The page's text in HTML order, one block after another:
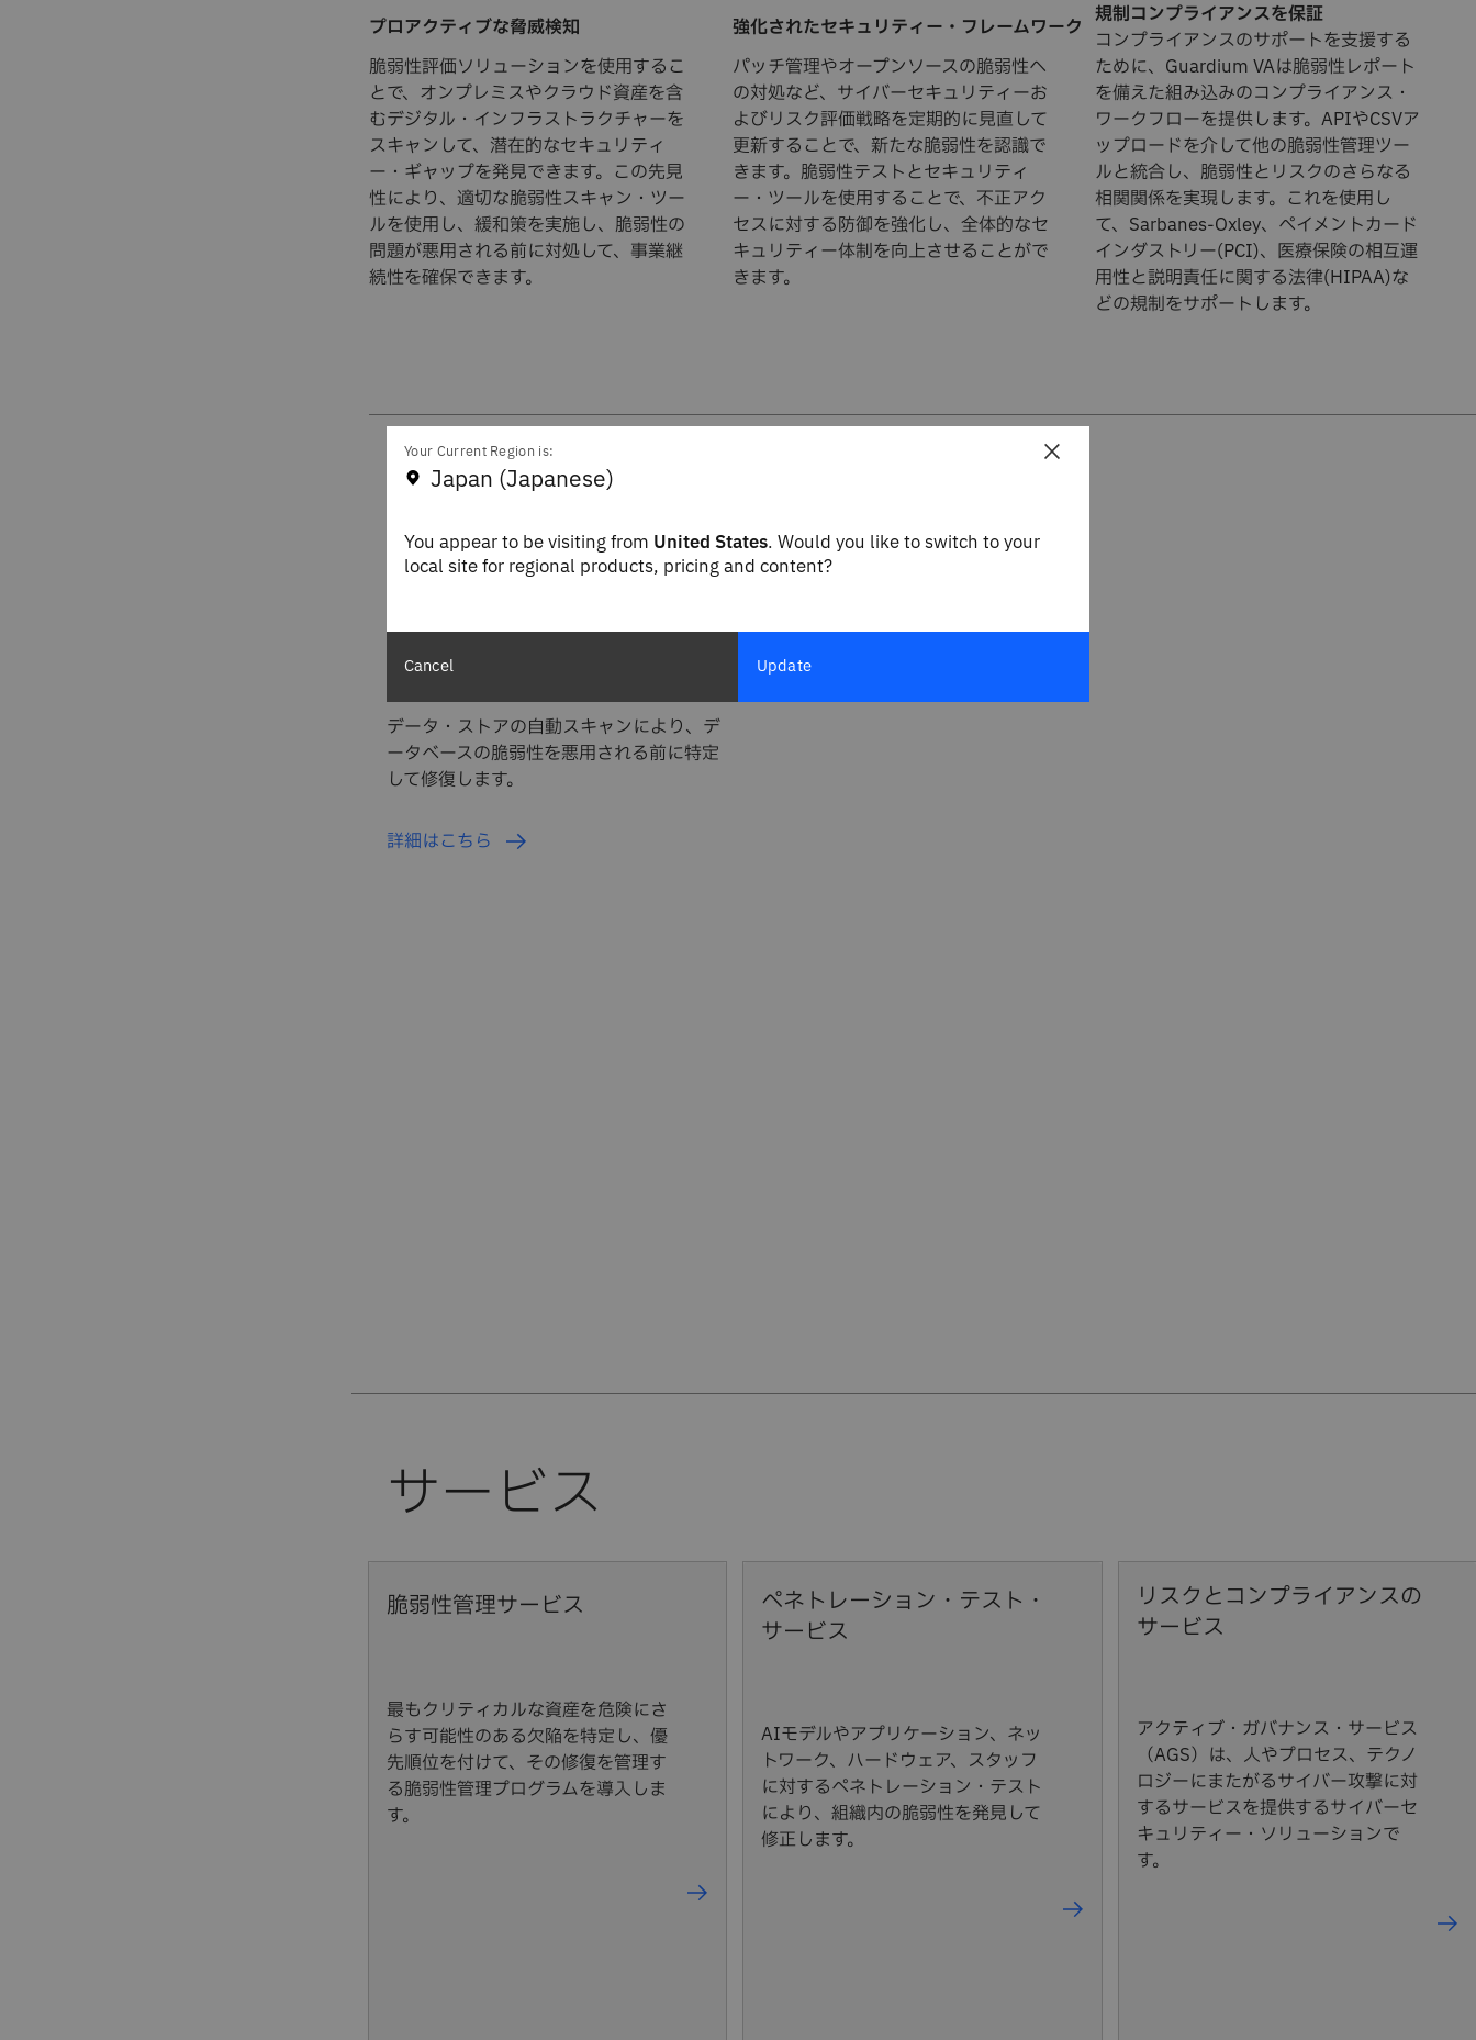
プロアクティブな脅威検知
脆弱性評価ソリューションを使用するこ
とで、オンプレミスやクラウド資産を含
むデジタル・インフラストラクチャーを
スキャンして、潜在的なセキュリティ
ー・ギャップを発見できます。この先見
性により、適切な脆弱性スキャン・ツー
ルを使用し、緩和策を実施し、脆弱性の
問題が悪用される前に対処して、事業継
続性を確保できます。
強化されたセキュリティー・フレームワーク
パッチ管理やオープンソースの脆弱性へ
の対処など、サイバーセキュリティーお
よびリスク評価戦略を定期的に見直して
更新することで、新たな脆弱性を認識で
きます。脆弱性テストとセキュリティ
ー・ツールを使用することで、不正アク
セスに対する防御を強化し、全体的なセ
キュリティー体制を向上させることがで
きます。
規制コンプライアンスを保証
コンプライアンスのサポートを支援する
ために、Guardium VAは脆弱性レポート
を備えた組み込みのコンプライアンス・
ワークフローを提供します。APIやCSVア
ップロードを介して他の脆弱性管理ツー
ルと統合し、脆弱性とリスクのさらなる
相関関係を実現します。これを使用し
て、Sarbanes-Oxley、ペイメントカード
インダストリー(PCI)、医療保険の相互運
用性と説明責任に関する法律(HIPAA)な
どの規制をサポートします。
Guardium Vulnerability Assessment
脆弱性を修復
データ・ストアの自動スキャンにより、デ
ータベースの脆弱性を悪用される前に特定
して修復します。
詳細はこちら
脆弱性管理サービス
最もクリティカルな資産を危険にさ
らす可能性のある欠陥を特定し、優
先順位を付けて、その修復を管理す
る脆弱性管理プログラムを導入しま
す。
ペネトレーション・テスト・
サービス
AIモデルやアプリケーション、ネッ
トワーク、ハードウェア、スタッフ
に対するペネトレーション・テスト
により、組織内の脆弱性を発見して
修正します。
リスクとコンプライアンスの
サービス
アクティブ・ガバナンス・サービス
（AGS）は、人やプロセス、テクノ
ロジーにまたがるサイバー攻撃に対
するサービスを提供するサイバーセ
キュリティー・ソリューションで
す。
×
Your Current Region is:
Japan (Japanese)
You appear to be visiting from United States. Would you like to switch to your
local site for regional products, pricing and content?
Cancel Update